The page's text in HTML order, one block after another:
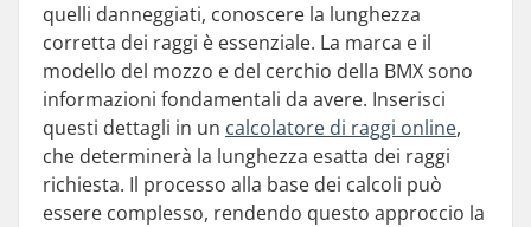
quelli danneggiati, conoscere la lunghezza
corretta dei raggi è essenziale. La marca e il
modello del mozzo e del cerchio della BMX sono
informazioni fondamentali da avere. Inserisci
questi dettagli in un calcolatore di raggi online,
che determinerà la lunghezza esatta dei raggi
richiesta. Il processo alla base dei calcoli può
essere complesso, rendendo questo approccio la